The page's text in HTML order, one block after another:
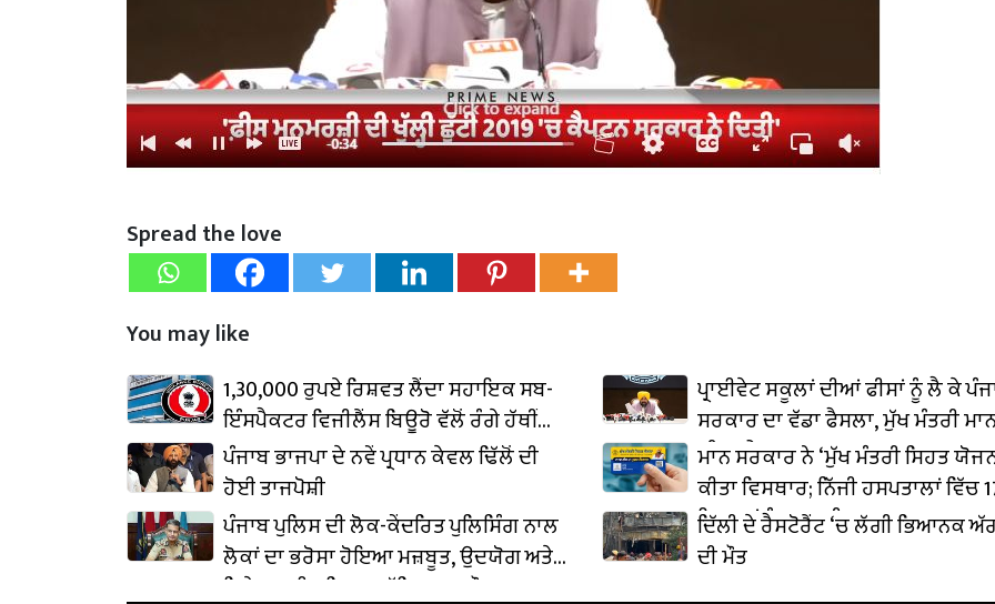
Spread the love
You may like
1,30,000 ਰੁਪਏ ਰਿਸ਼ਵਤ ਲੈਂਦਾ ਸਹਾਇਕ ਸਬ-
ਇੰਸਪੈਕਟਰ ਵਿਜੀਲੈਂਸ ਬਿਊਰੋ ਵੱਲੋਂ ਰੰਗੇ ਹੱਥੀਂ
ਕਾਬੂ
ਪ੍ਰਾਈਵੇਟ ਸਕੂਲਾਂ ਦੀਆਂ ਫੀਸਾਂ ਨੂੰ ਲੈ ਕੇ
ਸਰਕਾਰ ਦਾ ਵੱਡਾ ਫੈਸਲਾ, ਮੁੱਖ ਮੰਤਰੀ
ਕੀਤਾ ਐਲਾਨ
ਪੰਜਾਬ ਭਾਜਪਾ ਦੇ ਨਵੇਂ ਪ੍ਰਧਾਨ ਕੇਵਲ ਢਿੱਲੋਂ ਦੀ
ਹੋਈ ਤਾਜਪੋਸ਼ੀ
ਮਾਨ ਸਰਕਾਰ ਨੇ ‘ਮੁੱਖ ਮੰਤਰੀ ਸਿਹਤ
ਕੀਤਾ ਵਿਸਥਾਰ; ਨਿੱਜੀ ਹਸਪਤਾਲਾਂ ਵਿੱਚ
ਇਲਾਜਾਂ ਨੂੰ ਮਨਜ਼ੂਰੀ
ਪੰਜਾਬ ਪੁਲਿਸ ਦੀ ਲੋਕ-ਕੇਂਦਰਿਤ ਪੁਲਿਸਿੰਗ ਨਾਲ
ਲੋਕਾਂ ਦਾ ਭਰੋਸਾ ਹੋਇਆ ਮਜ਼ਬੂਤ, ਉਦਯੋਗ ਅਤੇ
ਨਿਵੇਸ਼ ਲਈ ਬਣਿਆ ਸੁਰੱਖਿਅਤ ਮਾਹੌਲ
ਦਿੱਲੀ ਦੇ ਰੈਸਟੋਰੈਂਟ ‘ਚ ਲੱਗੀ ਭਿਆਨਕ
ਦੀ ਮੌਤ